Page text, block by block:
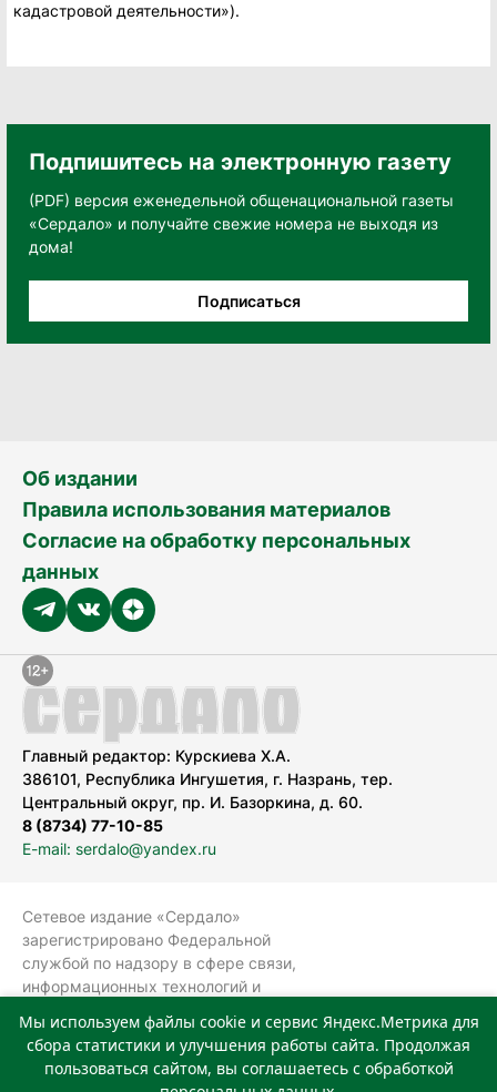
кадастровой деятельности»).
Подпишитесь на электронную газету
(PDF) версия еженедельной общенациональной газеты
«Сердало» и получайте свежие номера не выходя из
дома!
Подписаться
Об издании
Правила использования материалов
Согласие на обработку персональных
данных
Главный редактор: Курскиева Х.А.
386101, Республика Ингушетия, г. Назрань, тер.
Центральный округ, пр. И. Базоркина, д. 60.
8 (8734) 77-10-85
E-mail: serdalo@yandex.ru
Сетевое издание «Сердало»
зарегистрировано Федеральной
службой по надзору в сфере связи,
информационных технологий и
(Роскомнадзор).
Реестровая запись СМИ: ЭЛ № ФС 77-
78323 от 15.05.2020 г. Учредитель:
Мы используем файлы cookie и сервис Яндекс.Метрика для
сбора статистики и улучшения работы сайта. Продолжая
пользоваться сайтом, вы соглашаетесь с обработкой